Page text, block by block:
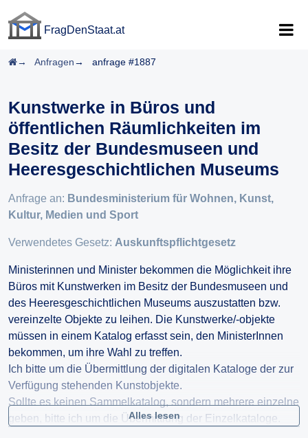
FragDenStaat.at
Startseite
Anfragen anfrage #1887
Kunstwerke in Büros und
öffentlichen Räumlichkeiten im
Besitz der Bundesmuseen und
Heeresgeschichtlichen Museums
Anfrage an: Bundesministerium für Wohnen, Kunst,
Kultur, Medien und Sport
Verwendetes Gesetz: Auskunftspflichtgesetz
Ministerinnen und Minister bekommen die Möglichkeit ihre
Büros mit Kunstwerken im Besitz der Bundesmuseen und
des Heeresgeschichtlichen Museums auszustatten bzw.
vereinzelte Objekte zu leihen. Die Kunstwerke/-objekte
müssen in einem Katalog erfasst sein, den MinisterInnen
bekommen, um ihre Wahl zu treffen.
Ich bitte um die Übermittlung der digitalen Kataloge der zur
Verfügung stehenden Kunstobjekte.
Sollte es keinen Sammelkatalog, sondern mehrere einzelne
geben, bitte ich um die Übermittlung der Einzelkataloge.
Alles lesen